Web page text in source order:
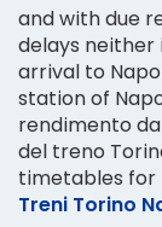
and with due
delays neither
arrival to
station of
rendimento
del treno
timetables for
Treni Torino